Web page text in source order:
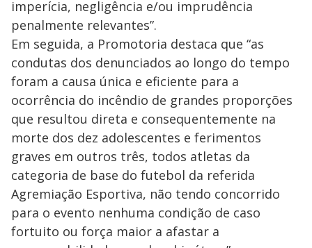
imperícia, negligência e/ou imprudência
penalmente relevantes”.
Em seguida, a Promotoria destaca que “as
condutas dos denunciados ao longo do tempo
foram a causa única e eficiente para a
ocorrência do incêndio de grandes proporções
que resultou direta e consequentemente na
morte dos dez adolescentes e ferimentos
graves em outros três, todos atletas da
categoria de base do futebol da referida
Agremiação Esportiva, não tendo concorrido
para o evento nenhuma condição de caso
fortuito ou força maior a afastar a